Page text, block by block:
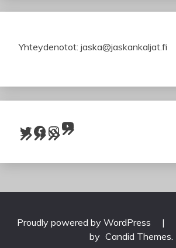
Yhteydenotot: jaska@jaskankaljat.fi
Twitter Facebook InstagramYouTube
Proudly powered by WordPress |
by Candid Themes